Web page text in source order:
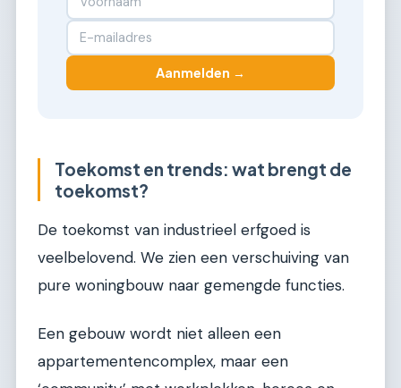
Aanmelden →
Toekomst en trends: wat brengt de
toekomst?
De toekomst van industrieel erfgoed is
veelbelovend. We zien een verschuiving van
pure woningbouw naar gemengde functies.
Een gebouw wordt niet alleen een
appartementencomplex, maar een